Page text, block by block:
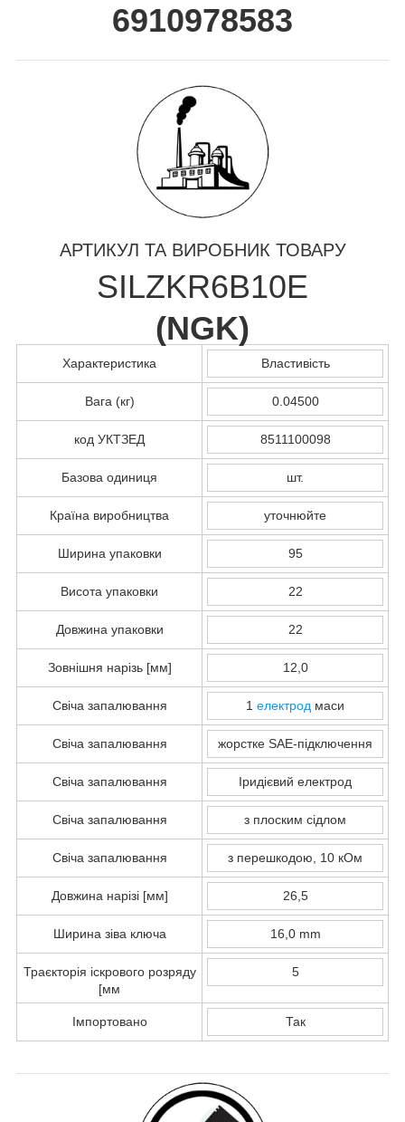
6910978583
АРТИКУЛ ТА ВИРОБНИК ТОВАРУ
SILZKR6B10E
(NGK)
Характеристика Властивість
Вага (кг) 0.04500
код УКТЗЕД 8511100098
Базова одиниця шт.
Країна виробництва уточнюйте
Ширина упаковки 95
Висота упаковки 22
Довжина упаковки 22
Зовнішня нарізь [мм] 12,0
Свіча запалювання 1 електрод маси
Свіча запалювання жорстке SAE-підключення
Свіча запалювання Іридієвий електрод
Свіча запалювання з плоским сідлом
Свіча запалювання з перешкодою, 10 кОм
Довжина нарізі [мм] 26,5
Ширина зіва ключа 16,0 mm
Траєкторія іскрового розряду
[мм
5
Імпортовано Так